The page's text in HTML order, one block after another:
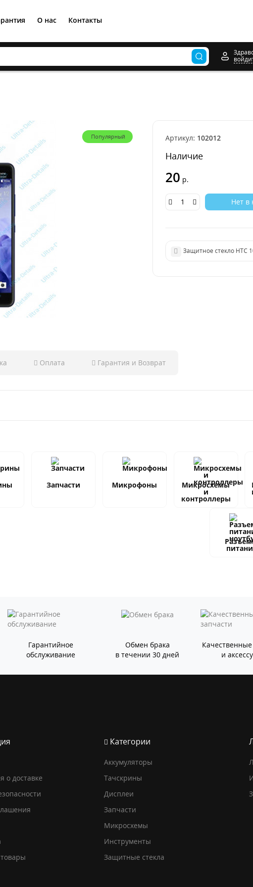
О нас Контакты
Популярный Артикул: 102012
Наличие
20 р.
Нет в
Защитное стекло HTC
Оплата Гарантия и Возврат
Запчасти Микрофоны Микросхемы
и
контроллеры
Гарантийное
обслуживание
Обмен брака
в течении 30 дней
и
о доставке
Категории
Аккумуляторы
Тачскрины
Дисплеи
Запчасти
Микросхемы
Инструменты
Защитные стекла